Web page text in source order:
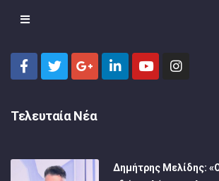
Τελευταία Νέα
Δημήτρης Μελίδης: